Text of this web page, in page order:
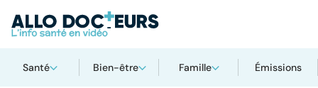
Santé Bien-être Famille Émissions